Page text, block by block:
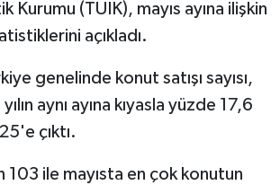
Kurumu (TÜİK), mayıs ayına ilişkin
açıkladı.
genelinde konut satışı sayısı,
aynı ayına kıyasla yüzde 17,6
çıktı.
103 ile mayısta en çok konutun